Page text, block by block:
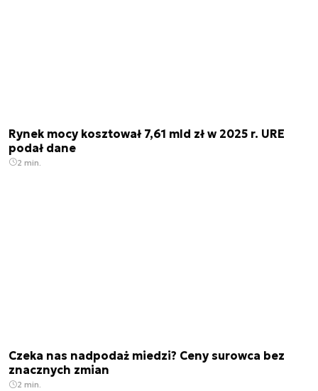
Rynek mocy kosztował 7,61 mld zł w 2025 r. URE
podał dane
2 min.
Czeka nas nadpodaż miedzi? Ceny surowca bez
znacznych zmian
2 min.